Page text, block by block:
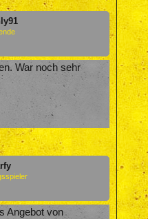
War noch sehr
Angebot von